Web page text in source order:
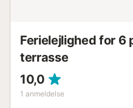
Ferielejlighed for 6
terrasse
10,0
1 anmeldelse